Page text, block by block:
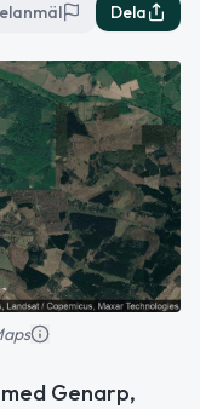
Dela
Genarp,